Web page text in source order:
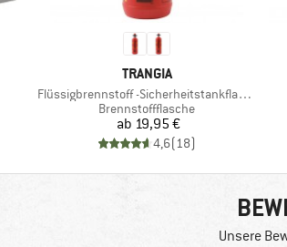
MARKE
TRANGIA
Artikel
Flüssigbrennstoff -Sicherheitstankflasche
Produktgruppe
Brennstoffflasche
Preis
ab 19,95 €
4,6(18)
Unsere